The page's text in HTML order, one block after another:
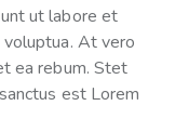
ut labore et
At vero
ea rebum. Stet
est Lorem